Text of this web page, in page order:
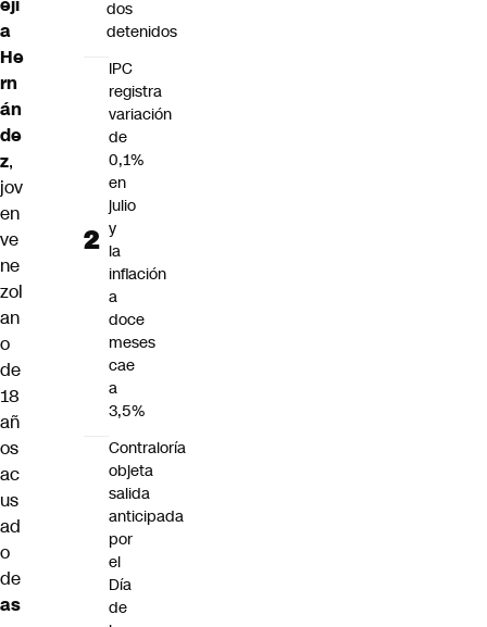
a
He
rn
án
de
z,
jov
en
ve
ne
zol
an
o
de
18
añ
os
ac
us
ad
o
de
as
dos
detenidos
IPC
registra
variación
de
0,1%
en
julio
y
la
inflación
a
doce
meses
cae
a
3,5%
Contraloría
objeta
salida
anticipada
por
el
Día
de